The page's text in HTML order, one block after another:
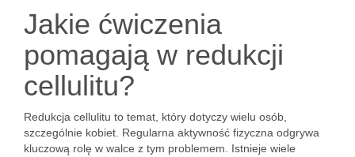
Jakie ćwiczenia
pomagają w redukcji
cellulitu?
Redukcja cellulitu to temat, który dotyczy wielu osób,
szczególnie kobiet. Regularna aktywność fizyczna odgrywa
kluczową rolę w walce z tym problemem. Istnieje wiele